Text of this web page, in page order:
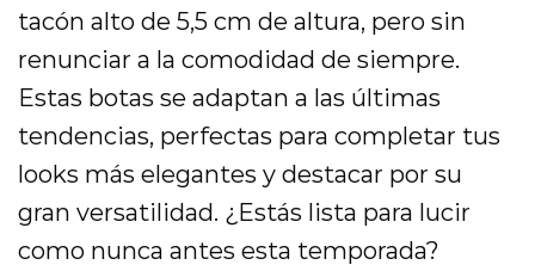
tacón alto de 5,5 cm de altura, pero sin
renunciar a la comodidad de siempre.
Estas botas se adaptan a las últimas
tendencias, perfectas para completar tus
looks más elegantes y destacar por su
gran versatilidad. ¿Estás lista para lucir
como nunca antes esta temporada?